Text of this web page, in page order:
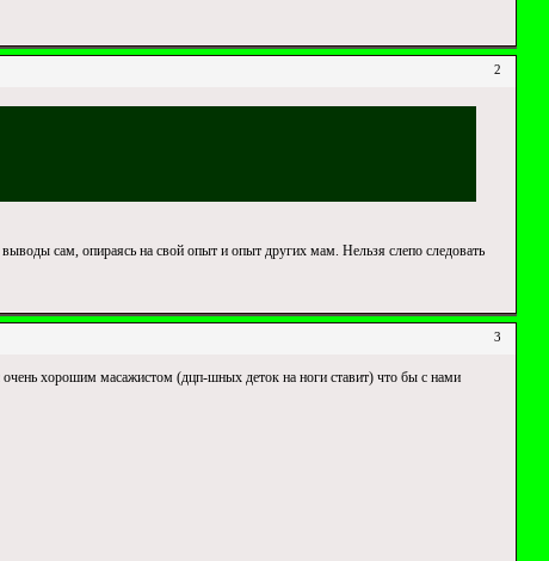
2
сам, опираясь на свой опыт и опыт других мам. Нельзя слепо следовать
3
очень хорошим масажистом (дцп-шных деток на ноги ставит) что бы с нами